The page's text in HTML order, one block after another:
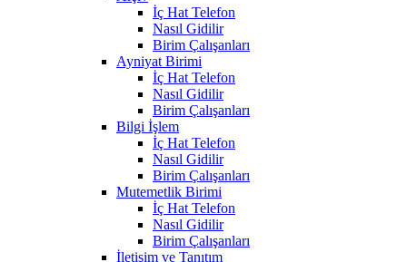
İç Hat Telefon
Nasıl Gidilir
Birim Çalışanları
Ayniyat Birimi
İç Hat Telefon
Nasıl Gidilir
Birim Çalışanları
Bilgi İşlem
İç Hat Telefon
Nasıl Gidilir
Birim Çalışanları
Mutemetlik Birimi
İç Hat Telefon
Nasıl Gidilir
Birim Çalışanları
İletişim ve Tanıtım